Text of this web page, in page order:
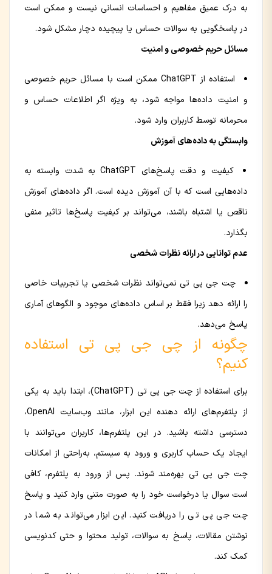
به درک عمیق مفاهیم و احساسات انسانی نیست و ممکن است
در پاسخگویی به سوالات حساس یا پیچیده دچار مشکل شود.
مسائل حریم خصوصی و امنیت
استفاده از ChatGPT ممکن است با مسائل حریم خصوصی
و امنیت داده‌ها مواجه شود، به ویژه اگر اطلاعات حساس و
محرمانه توسط کاربران وارد شود.
وابستگی به داده‌های آموزش
کیفیت و دقت پاسخ‌های ChatGPT به شدت وابسته به
داده‌هایی است که با آن آموزش دیده است. اگر داده‌های آموزش
ناقص یا اشتباه باشند، می‌تواند بر کیفیت پاسخ‌ها تاثیر منفی
بگذارد.
عدم توانایی در ارائه نظرات شخصی
چت جی پی تی نمی‌تواند نظرات شخصی یا تجربیات خاصی
را ارائه دهد زیرا فقط بر اساس داده‌های موجود و الگوهای آماری
پاسخ می‌دهد.
چگونه از چی جی پی تی استفاده
کنیم؟
برای استفاده از چت جی پی تی (ChatGPT)، ابتدا باید به یکی
از پلتفرم‌های ارائه دهنده این ابزار، مانند وب‌سایت OpenAI،
دسترسی داشته باشید. در این پلتفرم‌ها، کاربران می‌توانند با
ایجاد یک حساب کاربری و ورود به سیستم، به‌راحتی از امکانات
چت جی پی تی بهره‌مند شوند. پس از ورود به پلتفرم، کافی
است سوال یا درخواست خود را به صورت متنی وارد کنید و پاسخ
چت جی پی تی را دریافت کنید. این ابزار می‌تواند به شما در
نوشتن مقالات، پاسخ به سوالات، تولید محتوا و حتی کدنویسی
کمک کند.